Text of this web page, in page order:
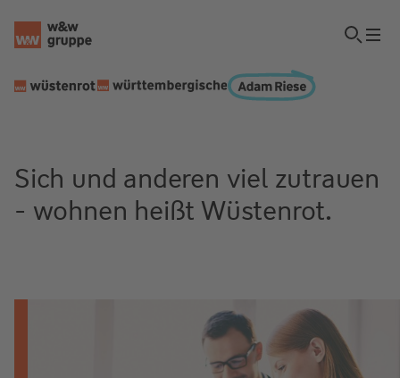
Sich und anderen viel zutrauen
- wohnen heißt Wüstenrot.